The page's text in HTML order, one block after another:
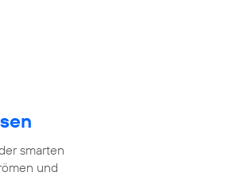
smarten
und